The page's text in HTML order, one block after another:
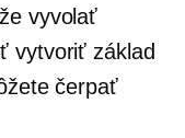
vyvolať
vytvoriť základ
čerpať